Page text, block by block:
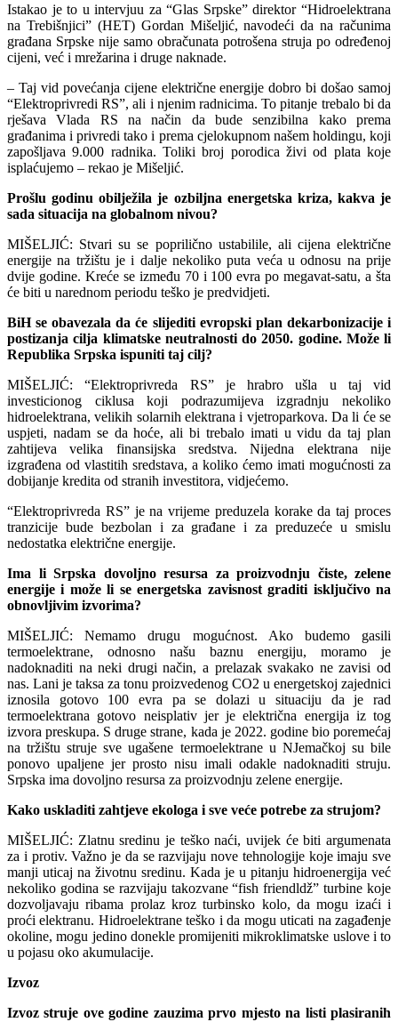
Istakao je to u intervjuu za “Glas Srpske” direktor “Hidroelektrana
na Trebišnjici” (HET) Gordan Mišeljić, navodeći da na računima
građana Srpske nije samo obračunata potrošena struja po određenoj
cijeni, već i mrežarina i druge naknade.
– Taj vid povećanja cijene električne energije dobro bi došao samoj
“Elektroprivredi RS”, ali i njenim radnicima. To pitanje trebalo bi da
rješava Vlada RS na način da bude senzibilna kako prema
građanima i privredi tako i prema cjelokupnom našem holdingu, koji
zapošljava 9.000 radnika. Toliki broj porodica živi od plata koje
isplaćujemo – rekao je Mišeljić.
Prošlu godinu obilježila je ozbiljna energetska kriza, kakva je
sada situacija na globalnom nivou?
MIŠELJIĆ: Stvari su se poprilično ustabilile, ali cijena električne
energije na tržištu je i dalje nekoliko puta veća u odnosu na prije
dvije godine. Kreće se između 70 i 100 evra po megavat-satu, a šta
će biti u narednom periodu teško je predvidjeti.
BiH se obavezala da će slijediti evropski plan dekarbonizacije i
postizanja cilja klimatske neutralnosti do 2050. godine. Može li
Republika Srpska ispuniti taj cilj?
MIŠELJIĆ: “Elektroprivreda RS” je hrabro ušla u taj vid
investicionog ciklusa koji podrazumijeva izgradnju nekoliko
hidroelektrana, velikih solarnih elektrana i vjetroparkova. Da li će se
uspjeti, nadam se da hoće, ali bi trebalo imati u vidu da taj plan
zahtijeva velika finansijska sredstva. Nijedna elektrana nije
izgrađena od vlastitih sredstava, a koliko ćemo imati mogućnosti za
dobijanje kredita od stranih investitora, vidjećemo.
“Elektroprivreda RS” je na vrijeme preduzela korake da taj proces
tranzicije bude bezbolan i za građane i za preduzeće u smislu
nedostatka električne energije.
Ima li Srpska dovoljno resursa za proizvodnju čiste, zelene
energije i može li se energetska zavisnost graditi isključivo na
obnovljivim izvorima?
MIŠELJIĆ: Nemamo drugu mogućnost. Ako budemo gasili
termoelektrane, odnosno našu baznu energiju, moramo je
nadoknaditi na neki drugi način, a prelazak svakako ne zavisi od
nas. Lani je taksa za tonu proizvedenog CO2 u energetskoj zajednici
iznosila gotovo 100 evra pa se dolazi u situaciju da je rad
termoelektrana gotovo neisplativ jer je električna energija iz tog
izvora preskupa. S druge strane, kada je 2022. godine bio poremećaj
na tržištu struje sve ugašene termoelektrane u NJemačkoj su bile
ponovo upaljene jer prosto nisu imali odakle nadoknaditi struju.
Srpska ima dovoljno resursa za proizvodnju zelene energije.
Kako uskladiti zahtjeve ekologa i sve veće potrebe za strujom?
MIŠELJIĆ: Zlatnu sredinu je teško naći, uvijek će biti argumenata
za i protiv. Važno je da se razvijaju nove tehnologije koje imaju sve
manji uticaj na životnu sredinu. Kada je u pitanju hidroenergija već
nekoliko godina se razvijaju takozvane “fish friendldž” turbine koje
dozvoljavaju ribama prolaz kroz turbinsko kolo, da mogu izaći i
proći elektranu. Hidroelektrane teško i da mogu uticati na zagađenje
okoline, mogu jedino donekle promijeniti mikroklimatske uslove i to
u pojasu oko akumulacije.
Izvoz
Izvoz struje ove godine zauzima prvo mjesto na listi plasiranih